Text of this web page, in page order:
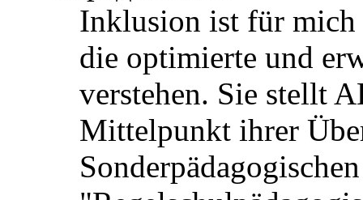
Inklusion ist für mich
die optimierte und
verstehen. Sie stellt
Mittelpunkt ihrer